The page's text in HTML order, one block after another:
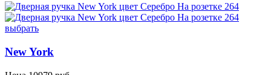
выбрать
New York